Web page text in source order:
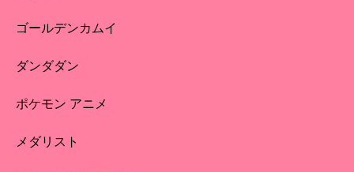
ゴールデンカムイ
ダンダダン
ポケモン アニメ
メダリスト